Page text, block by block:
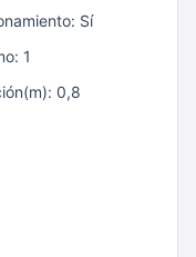
Sí
1
0,8